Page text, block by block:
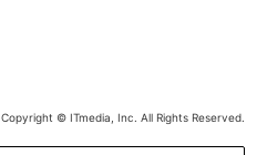
Copyright © ITmedia, Inc. All Rights Reserved.